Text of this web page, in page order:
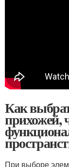
Как
прихожей,
При выборе